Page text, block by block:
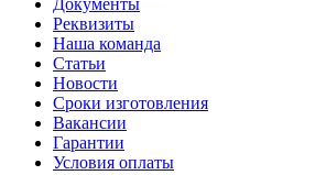
Документы
Реквизиты
Наша команда
Статьи
Новости
Сроки изготовления
Вакансии
Гарантии
Условия оплаты